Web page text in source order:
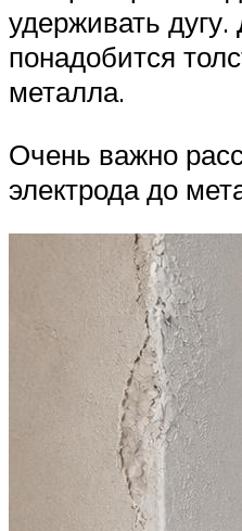
удерживать дугу.
понадобится
металла.
Очень важно
электрода до